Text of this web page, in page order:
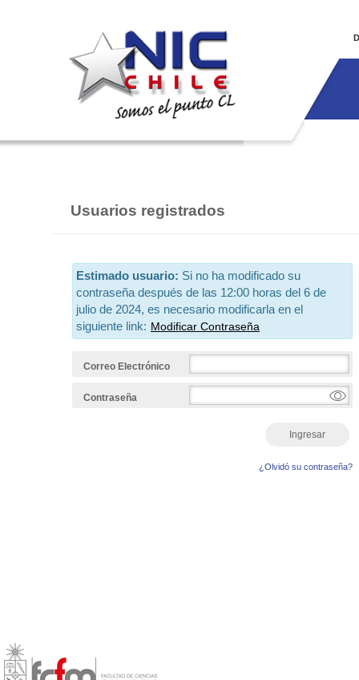
Usuarios registrados
Estimado usuario: Si no ha modificado su
contraseña después de las 12:00 horas del 6 de
julio de 2024, es necesario modificarla en el
siguiente link: Modificar Contraseña
Correo Electrónico
Contraseña
Ingresar
¿Olvidó su contraseña?